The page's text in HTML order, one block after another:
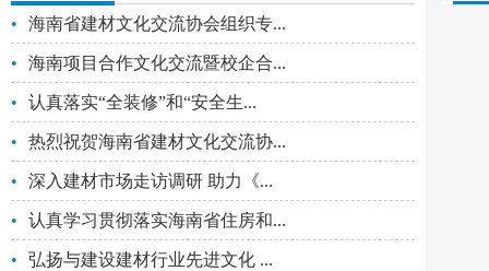
•
海南省建材文化交流协会组织专...
• 海南项目合作文化交流暨校企合...
• 认真落实“全装修”和“安全生...
• 热烈祝贺海南省建材文化交流协...
• 深入建材市场走访调研 助力《...
• 认真学习贯彻落实海南省住房和...
• 弘扬与建设建材行业先进文化 ...